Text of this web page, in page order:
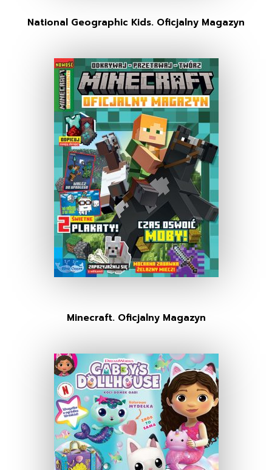
National Geographic Kids. Oficjalny Magazyn
Minecraft. Oficjalny Magazyn